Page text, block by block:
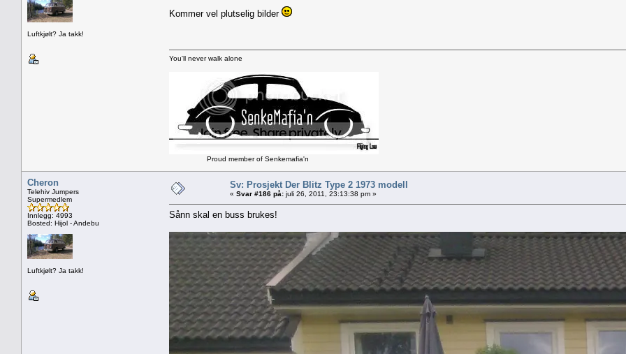
Luftkjølt? Ja takk!
Kommer vel plutselig bilder
You'll never walk alone
Proud member of Senkemafia'n
Cheron
Telehiv Jumpers
Supermedlem
Innlegg: 4993
Bosted: Hijol - Andebu
Luftkjølt? Ja takk!
Sv: Prosjekt Der Blitz Type 2 1973 modell
« Svar #186 på: juli 26, 2011, 23:13:38 pm »
Sånn skal en buss brukes!